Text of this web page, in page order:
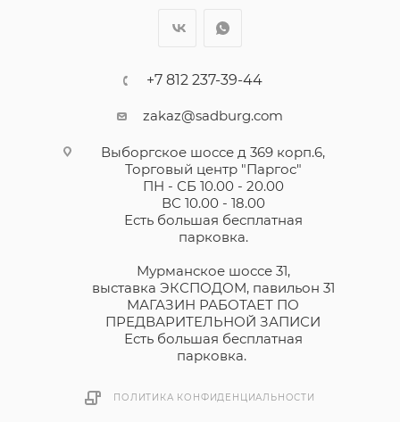
+7 812 237-39-44
zakaz@sadburg.com
Выборгское шоссе д 369 корп.6,
Торговый центр "Паргос"
ПН - СБ 10.00 - 20.00
ВС 10.00 - 18.00
Есть большая бесплатная
парковка.
Мурманское шоссе 31,
выставка ЭКСПОДОМ, павильон 31
МАГАЗИН РАБОТАЕТ ПО
ПРЕДВАРИТЕЛЬНОЙ ЗАПИСИ
Есть большая бесплатная
парковка.
ПОЛИТИКА КОНФИДЕНЦИАЛЬНОСТИ